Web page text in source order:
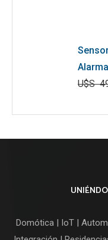
U$S
precio
precio
Domótica | IoT |